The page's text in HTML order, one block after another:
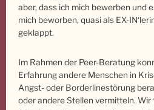
aber, dass ich mich bewerben und
mich beworben, quasi als EX-
geklappt.
Im Rahmen der Peer-Beratung
Erfahrung andere Menschen in
Angst- oder Borderlinestörung
oder andere Stellen vermitteln. Wir